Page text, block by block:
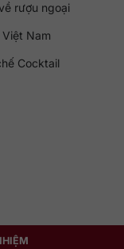
rượu ngoại
Việt Nam
Cocktail